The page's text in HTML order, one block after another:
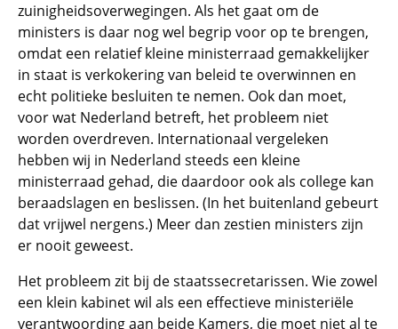
zuinigheidsoverwegingen. Als het gaat om de
ministers is daar nog wel begrip voor op te brengen,
omdat een relatief kleine ministerraad gemakkelijker
in staat is verkokering van beleid te overwinnen en
echt politieke besluiten te nemen. Ook dan moet,
voor wat Nederland betreft, het probleem niet
worden overdreven. Internationaal vergeleken
hebben wij in Nederland steeds een kleine
ministerraad gehad, die daardoor ook als college kan
beraadslagen en beslissen. (In het buitenland gebeurt
dat vrijwel nergens.) Meer dan zestien ministers zijn
er nooit geweest.
Het probleem zit bij de staatssecretarissen. Wie zowel
een klein kabinet wil als een effectieve ministeriële
verantwoording aan beide Kamers, die moet niet al te